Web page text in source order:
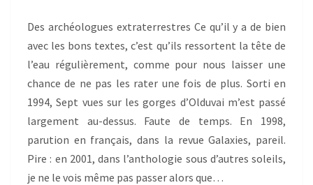
MIKE
RESNICK
Des archéologues extraterrestres Ce qu’il y a de bien
avec les bons textes, c’est qu’ils ressortent la tête de
l’eau régulière­ment, comme pour nous laisser une
chance de ne pas les rater une fois de plus. Sorti en
1994, Sept vues sur les gorges d’Olduvai m’est passé
largement au-dessus. Faute de temps. En 1998,
parution en français, dans la revue Galaxies, pareil.
Pire : en 2001, dans l’antholo­gie sous d’autres soleils,
je ne le vois même pas passer alors que…